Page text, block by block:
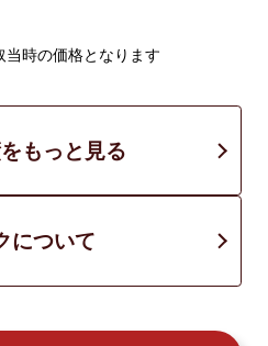
時の価格となります
もっと見る
について